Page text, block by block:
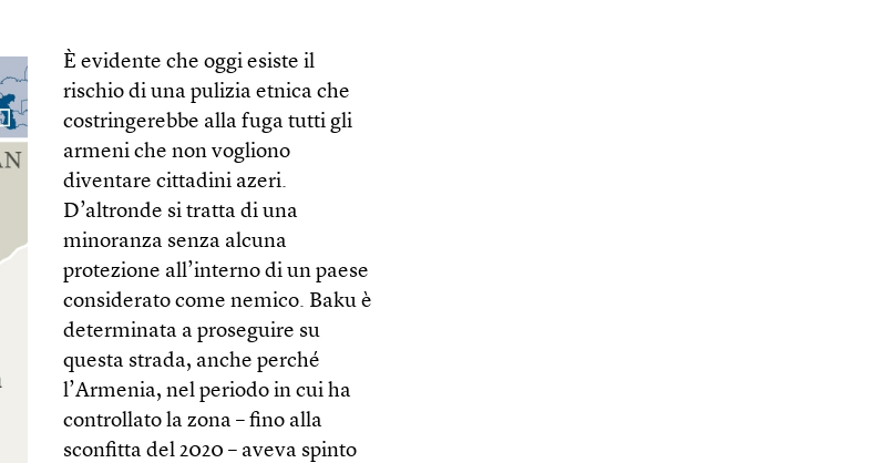
È evidente che oggi esiste il
rischio di una pulizia etnica che
costringerebbe alla fuga tutti gli
armeni che non vogliono
diventare cittadini azeri.
D’altronde si tratta di una
minoranza senza alcuna
protezione all’interno di un paese
considerato come nemico. Baku è
determinata a proseguire su
questa strada, anche perché
l’Armenia, nel periodo in cui ha
controllato la zona – fino alla
sconfitta del 2020 – aveva spinto